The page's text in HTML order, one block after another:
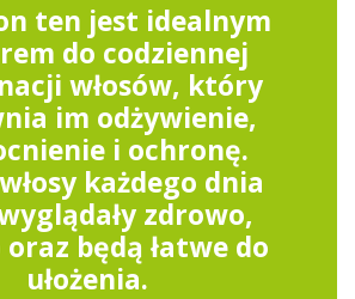
ten jest idealnym
do codziennej
włosów, który
im odżywienie,
i ochronę.
każdego dnia
zdrowo,
będą łatwe do
ułożenia.